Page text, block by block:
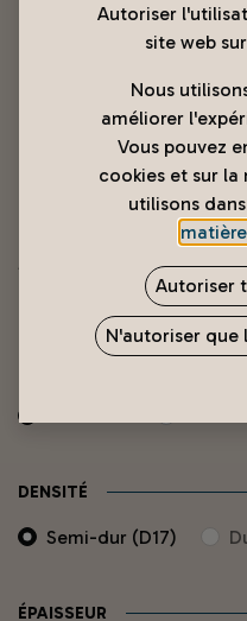
Matelas animé
XPF
DENSITÉ
Semi-dur (D17)
ÉPAISSEUR
Autoriser
site web
Nous
améliorer
Vous pouvez
cookies et sur la
utilisons
Autoriser
N'autoriser que